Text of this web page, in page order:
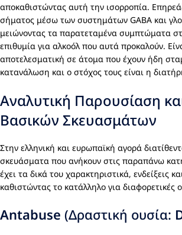
αποκαθιστώντας αυτή την ισορροπία.
σήματος μέσω των συστημάτων GABA και
μειώνοντας τα παρατεταμένα συμπτώματα
επιθυμία για αλκοόλ που αυτά προκαλούν.
αποτελεσματική σε άτομα που έχουν ήδη
κατανάλωση και ο στόχος τους είναι η
Αναλυτική Παρουσίαση
Βασικών Σκευασμάτων
Στην ελληνική και ευρωπαϊκή αγορά
σκευάσματα που ανήκουν στις παραπάνω
έχει τα δικά του χαρακτηριστικά, ενδείξεις
καθιστώντας το κατάλληλο για διαφορετικές
Antabuse (Δραστική ουσία: